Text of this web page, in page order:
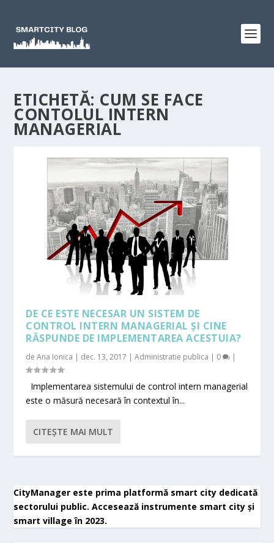
ETICHETĂ: CUM SE FACE
CONTOLUL INTERN
MANAGERIAL
DE CE ESTE NECESAR UN SISTEM DE
CONTROL INTERN MANAGERIAL ȘI CINE
RĂSPUNDE DE IMPLEMENTAREA ACESTUIA?
deAna Ionica | dec. 13, 2017 |Administratie publica | 0 |
Implementarea sistemului de control intern managerial
este o măsură necesară în contextul în...
CITEŞTE MAI MULT
CityManager este prima platformă smart city dedicată
sectorului public. Accesează instrumente smart city și
smart village în 2023.